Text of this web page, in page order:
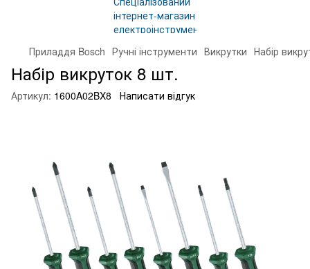
Приладдя Bosch Ручні інструменти Викрутки Набір
Набір викруток 8 шт.
Артикул: 1600A02BX8 Написати відгук